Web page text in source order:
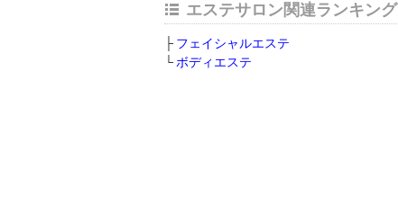
エステサロン関連ランキング
フェイシャルエステ
ボディエステ